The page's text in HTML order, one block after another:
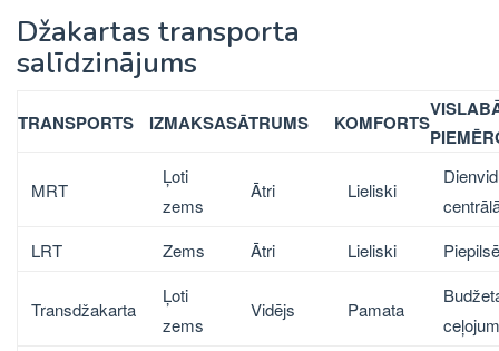
Džakartas transporta
salīdzinājums
TRANSPORTS IZMAKSASĀTRUMS KOMFORTS
MRT
Ļoti
zems
Ātri Lieliski
LRT
Zems Ātri Lieliski
Transdžakarta
Ļoti
zems
Vidējs Pamata